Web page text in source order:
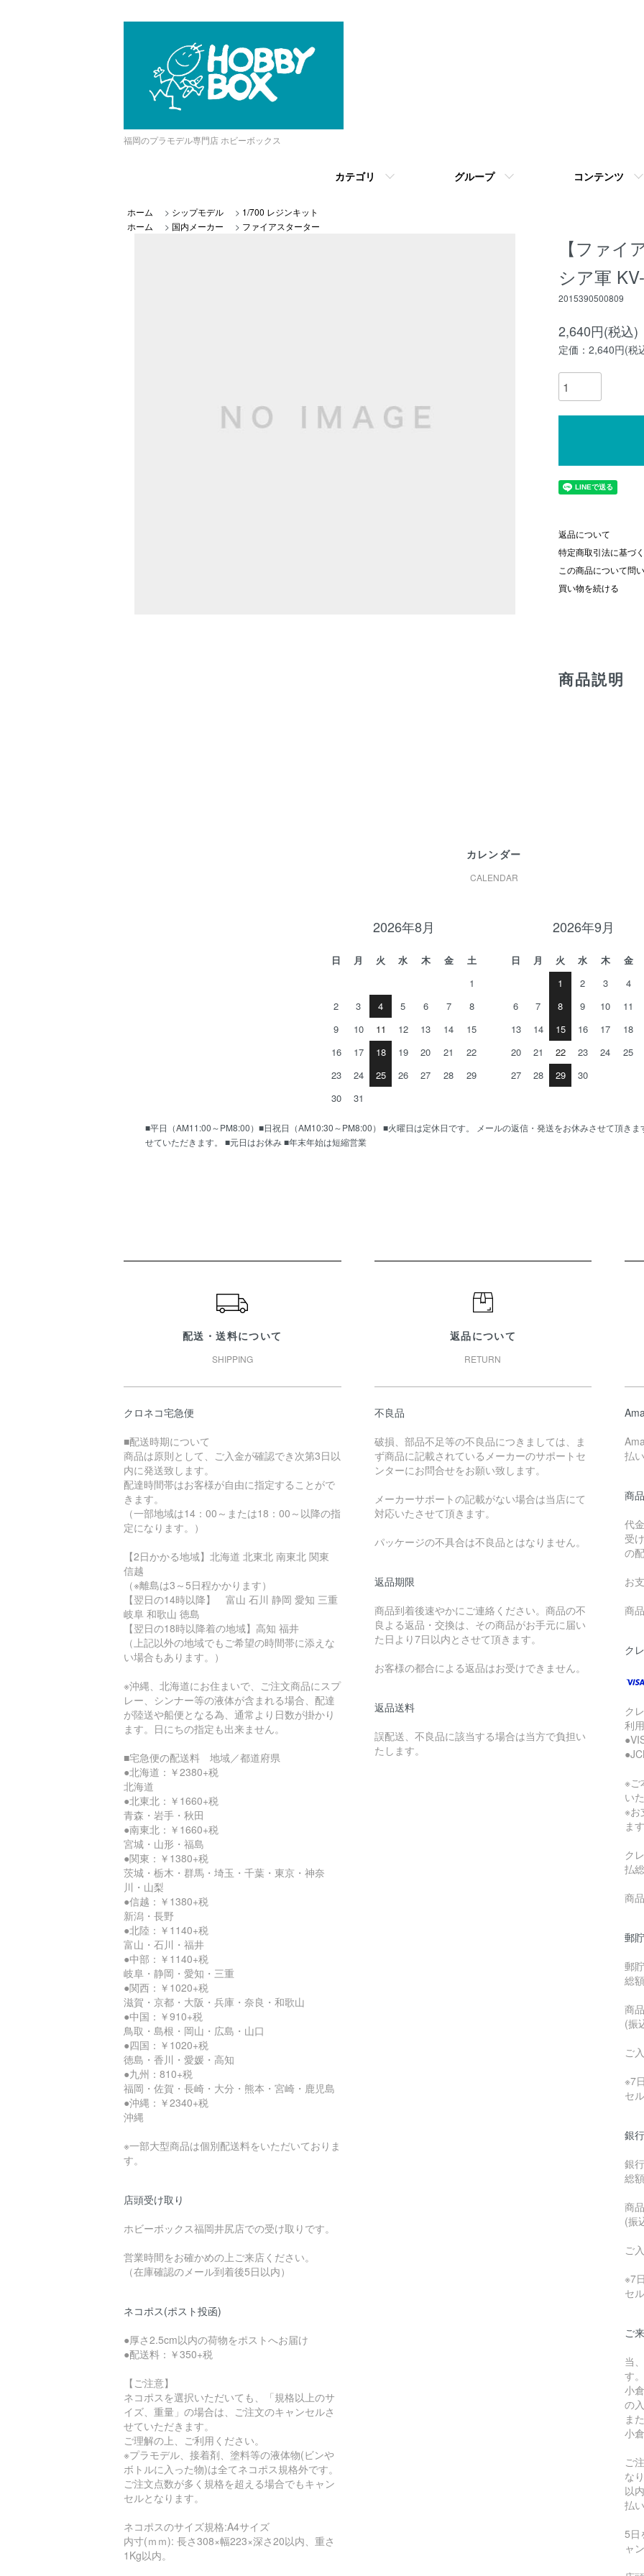
福岡のプラモデル専門店 ホビーボックス
カテゴリ グループ コンテンツ
ホーム > シップモデル > 1/700 レジンキット
ホーム
> 国内メーカー > ファイアスターター
【ファイ
シア軍
2015390500809
2,640円(税込)
定価：2,640円(税
返品について
特定商取引法に基づ
この商品について問
買い物を続ける
商品説明
カレンダー
CALENDAR
2026年8月
日 月 火 水 木 金
土
1
2
3 4 5 6 7
8
9
10 11 12 13 14
15
16
17 18 19 20 21
22
23
24 25 26 27 28
29
30
31
2026年9月
日 月 火 水 木
金
1
2 3
4
6
7 8 9 10
11
13
14 15 16 17
18
20
21 22 23 24
25
27
28 29 30
■平日（AM11:00～PM8:00）■日祝日（AM10:30～PM8:00） ■火曜日は定休日です。 メールの返信・発送をお休みさせて頂き
せていただきます。 ■元日はお休み ■年末年始は短縮営業
配送・送料について
SHIPPING
クロネコ宅急便
■配送時期について
商品は原則として、ご入金が確認でき次第3日以
内に発送致します。
配達時間帯はお客様が自由に指定することがで
きます。
（一部地域は14：00～または18：00～以降の指
定になります。）
【2日かかる地域】北海道 北東北 南東北 関東
信越
（※離島は3～5日程かかります）
【翌日の14時以降】 富山 石川 静岡 愛知 三重
岐阜 和歌山 徳島
【翌日の18時以降着の地域】高知 福井
（上記以外の地域でもご希望の時間帯に添えな
い場合もあります。）
※沖縄、北海道にお住まいで、ご注文商品にスプ
レー、シンナー等の液体が含まれる場合、配達
が陸送や船便となる為、通常より日数が掛かり
ます。日にちの指定も出来ません。
■宅急便の配送料 地域／都道府県
●北海道：￥2380+税
北海道
●北東北：￥1660+税
青森・岩手・秋田
●南東北：￥1660+税
宮城・山形・福島
●関東：￥1380+税
茨城・栃木・群馬・埼玉・千葉・東京・神奈
川・山梨
●信越：￥1380+税
新潟・長野
●北陸：￥1140+税
富山・石川・福井
●中部：￥1140+税
岐阜・静岡・愛知・三重
●関西：￥1020+税
滋賀・京都・大阪・兵庫・奈良・和歌山
●中国：￥910+税
鳥取・島根・岡山・広島・山口
●四国：￥1020+税
徳島・香川・愛媛・高知
●九州：810+税
福岡・佐賀・長崎・大分・熊本・宮崎・鹿児島
●沖縄：￥2340+税
沖縄
※一部大型商品は個別配送料をいただいておりま
す。
店頭受け取り
ホビーボックス福岡井尻店での受け取りです。
営業時間をお確かめの上ご来店ください。
（在庫確認のメール到着後5日以内）
ネコポス(ポスト投函)
●厚さ2.5cm以内の荷物をポストへお届け
●配送料：￥350+税
【ご注意】
ネコポスを選択いただいても、「規格以上のサ
イズ、重量」の場合は、ご注文のキャンセルさ
せていただきます。
ご理解の上、ご利用ください。
※プラモデル、接着剤、塗料等の液体物(ビンや
ボトルに入った物)は全てネコポス規格外です。
ご注文点数が多く規格を超える場合でもキャン
セルとなります。
ネコポスのサイズ規格:A4サイズ
内寸(ｍｍ): 長さ308×幅223×深さ20以内、重さ
1Kg以内。
返品について
RETURN
不良品
破損、部品不足等の不良品につきましては、ま
ず商品に記載されているメーカーのサポートセ
ンターにお問合せをお願い致します。
メーカーサポートの記載がない場合は当店にて
対応いたさせて頂きます。
パッケージの不具合は不良品とはなりません。
返品期限
商品到着後速やかにご連絡ください。商品の不
良よる返品・交換は、その商品がお手元に届い
た日より7日以内とさせて頂きます。
お客様の都合による返品はお受けできません。
返品送料
誤配送、不良品に該当する場合は当方で負担い
たします。
払
商
代
受
の
お
商
ク
ク
利
※ご
い
※お
ま
ク
払
商
郵
郵
総
商
(振
ご
※7
セ
銀
銀
総
商
(振
ご
※7
セ
ご
当
す
小
の
ま
小
ご
な
以
払
5日
ャ